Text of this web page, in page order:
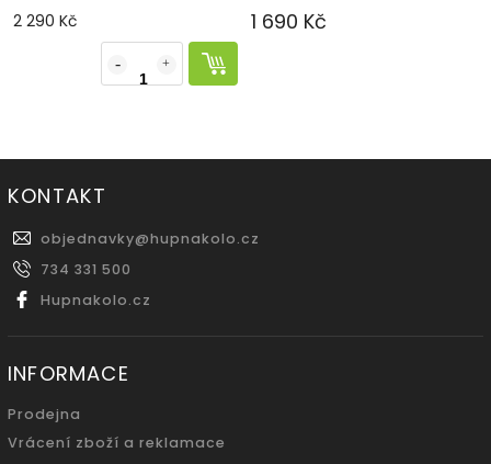
2 290 Kč
1 690 Kč
KONTAKT
objednavky@hupnakolo.cz
734 331 500
Hupnakolo.cz
INFORMACE
Prodejna
Vrácení zboží a reklamace